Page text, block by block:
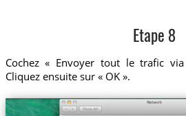
Etape 8
Cochez « Envoyer tout le trafic
Cliquez ensuite sur « OK ».